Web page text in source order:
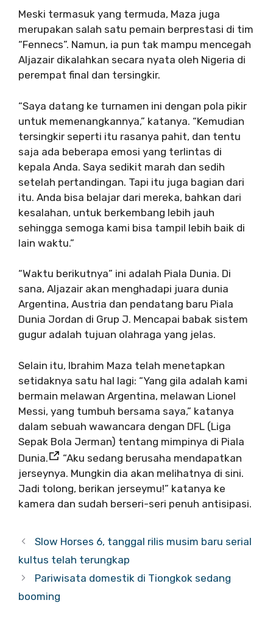
Meski termasuk yang termuda, Maza juga
merupakan salah satu pemain berprestasi di tim
“Fennecs”. Namun, ia pun tak mampu mencegah
Aljazair dikalahkan secara nyata oleh Nigeria di
perempat final dan tersingkir.
“Saya datang ke turnamen ini dengan pola pikir
untuk memenangkannya,” katanya. “Kemudian
tersingkir seperti itu rasanya pahit, dan tentu
saja ada beberapa emosi yang terlintas di
kepala Anda. Saya sedikit marah dan sedih
setelah pertandingan. Tapi itu juga bagian dari
itu. Anda bisa belajar dari mereka, bahkan dari
kesalahan, untuk berkembang lebih jauh
sehingga semoga kami bisa tampil lebih baik di
lain waktu.”
“Waktu berikutnya” ini adalah Piala Dunia. Di
sana, Aljazair akan menghadapi juara dunia
Argentina, Austria dan pendatang baru Piala
Dunia Jordan di Grup J. Mencapai babak sistem
gugur adalah tujuan olahraga yang jelas.
Selain itu, Ibrahim Maza telah menetapkan
setidaknya satu hal lagi: “Yang gila adalah kami
bermain melawan Argentina, melawan Lionel
Messi, yang tumbuh bersama saya,” katanya
dalam sebuah wawancara dengan DFL (Liga
Sepak Bola Jerman) tentang mimpinya di Piala
Dunia.
“Aku sedang berusaha mendapatkan
jerseynya. Mungkin dia akan melihatnya di sini.
Jadi tolong, berikan jerseymu!” katanya ke
kamera dan sudah berseri-seri penuh antisipasi.
Slow Horses 6, tanggal rilis musim baru serial
kultus telah terungkap
Pariwisata domestik di Tiongkok sedang
booming